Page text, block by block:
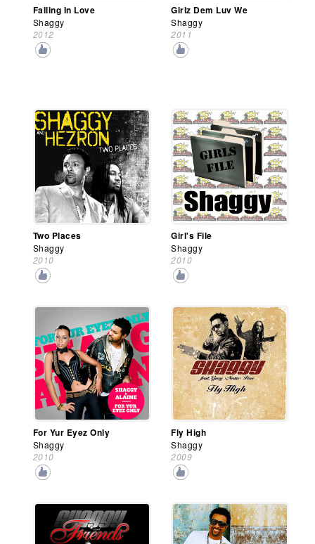
Falling In Love
Shaggy
2012
Girlz Dem Luv We
Shaggy
2011
Two Places
Shaggy
2010
Girl's File
Shaggy
2010
For Yur Eyez Only
Shaggy
2010
Fly High
Shaggy
2009